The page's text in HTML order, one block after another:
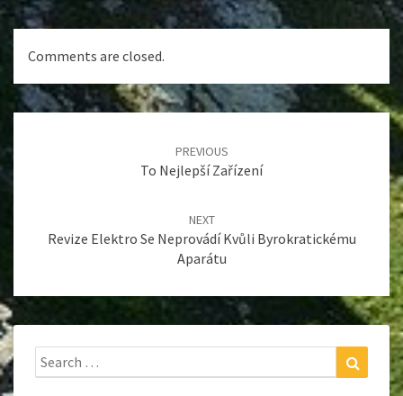
Comments are closed.
PREVIOUS
To Nejlepší Zařízení
NEXT
Revize Elektro Se Neprovádí Kvůli Byrokratickému
Aparátu
Search
for:
Search